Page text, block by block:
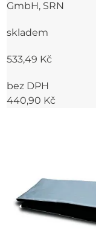
GmbH, SRN
skladem
533,49 Kč
bez DPH
440,90 Kč